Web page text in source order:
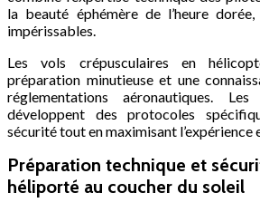
la beauté éphémère de l’heure
impérissables.
Les vols crépusculaires en
préparation minutieuse et une
réglementations aéronautiques.
développent des protocoles
sécurité tout en maximisant l’expérience
Préparation technique et
héliporté au coucher du soleil